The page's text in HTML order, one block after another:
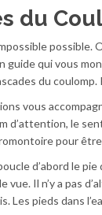
du
guide qui vous
du coulomp.
vous
d’attention, le
pour
d’abord le
vue. Il n’y a pas
Les pieds dans